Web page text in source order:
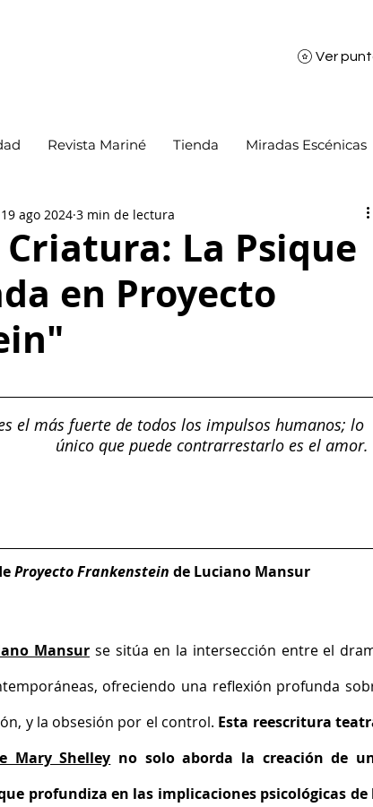
Ver
Revista Mariné Tienda Miradas Escénicas
La Psique
en Proyecto
19 ago 2024 3 min de lectura
el más fuerte de todos los impulsos humanos; lo
único que puede contrarrestarlo es el amor.
Proyecto Frankenstein de Luciano Mansur
Mansur se sitúa en la intersección entre el
ofreciendo una reflexión profunda
y la obsesión por el control. Esta reescritura
Mary Shelley no solo aborda la creación de
profundiza en las implicaciones psicológicas de